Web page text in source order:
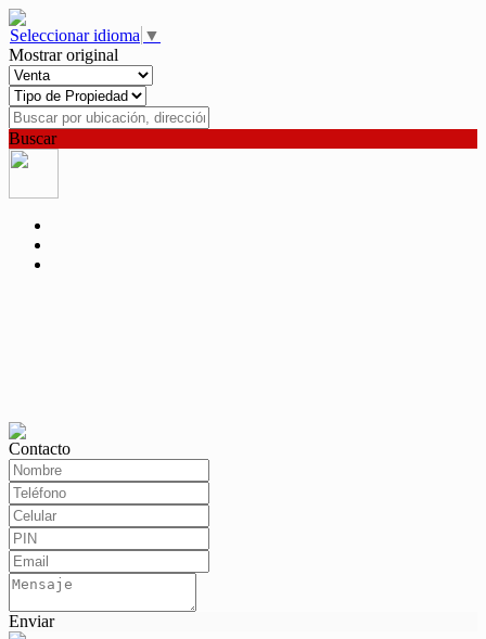
Seleccionar idioma ▼
Mostrar original
Buscar
Contacto
Enviar